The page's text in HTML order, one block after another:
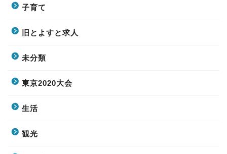
子育て
旧とよすと求人
未分類
東京2020大会
生活
観光